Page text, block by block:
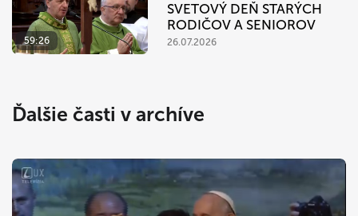
59:26
SVETOVÝ DEŇ STARÝCH
RODIČOV A SENIOROV
26.07.2026
Ďalšie časti v archíve